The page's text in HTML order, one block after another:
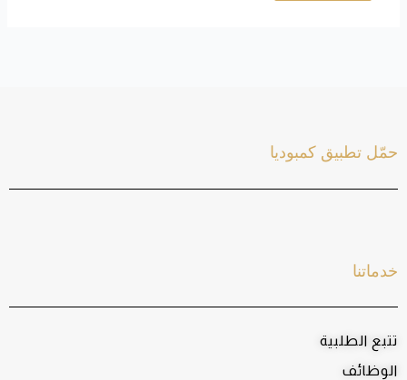
خدماتنا
تتبع الطلبية
الوظائف
حمّل تطبيق كمبوديا